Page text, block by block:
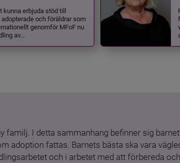
kunna erbjuda stöd till
och föräldrar som
genomför MFoF nu
av...
familj. I detta sammanhang befinner sig
adoption fattas. Barnets bästa ska vara
och i arbetet med att förbereda